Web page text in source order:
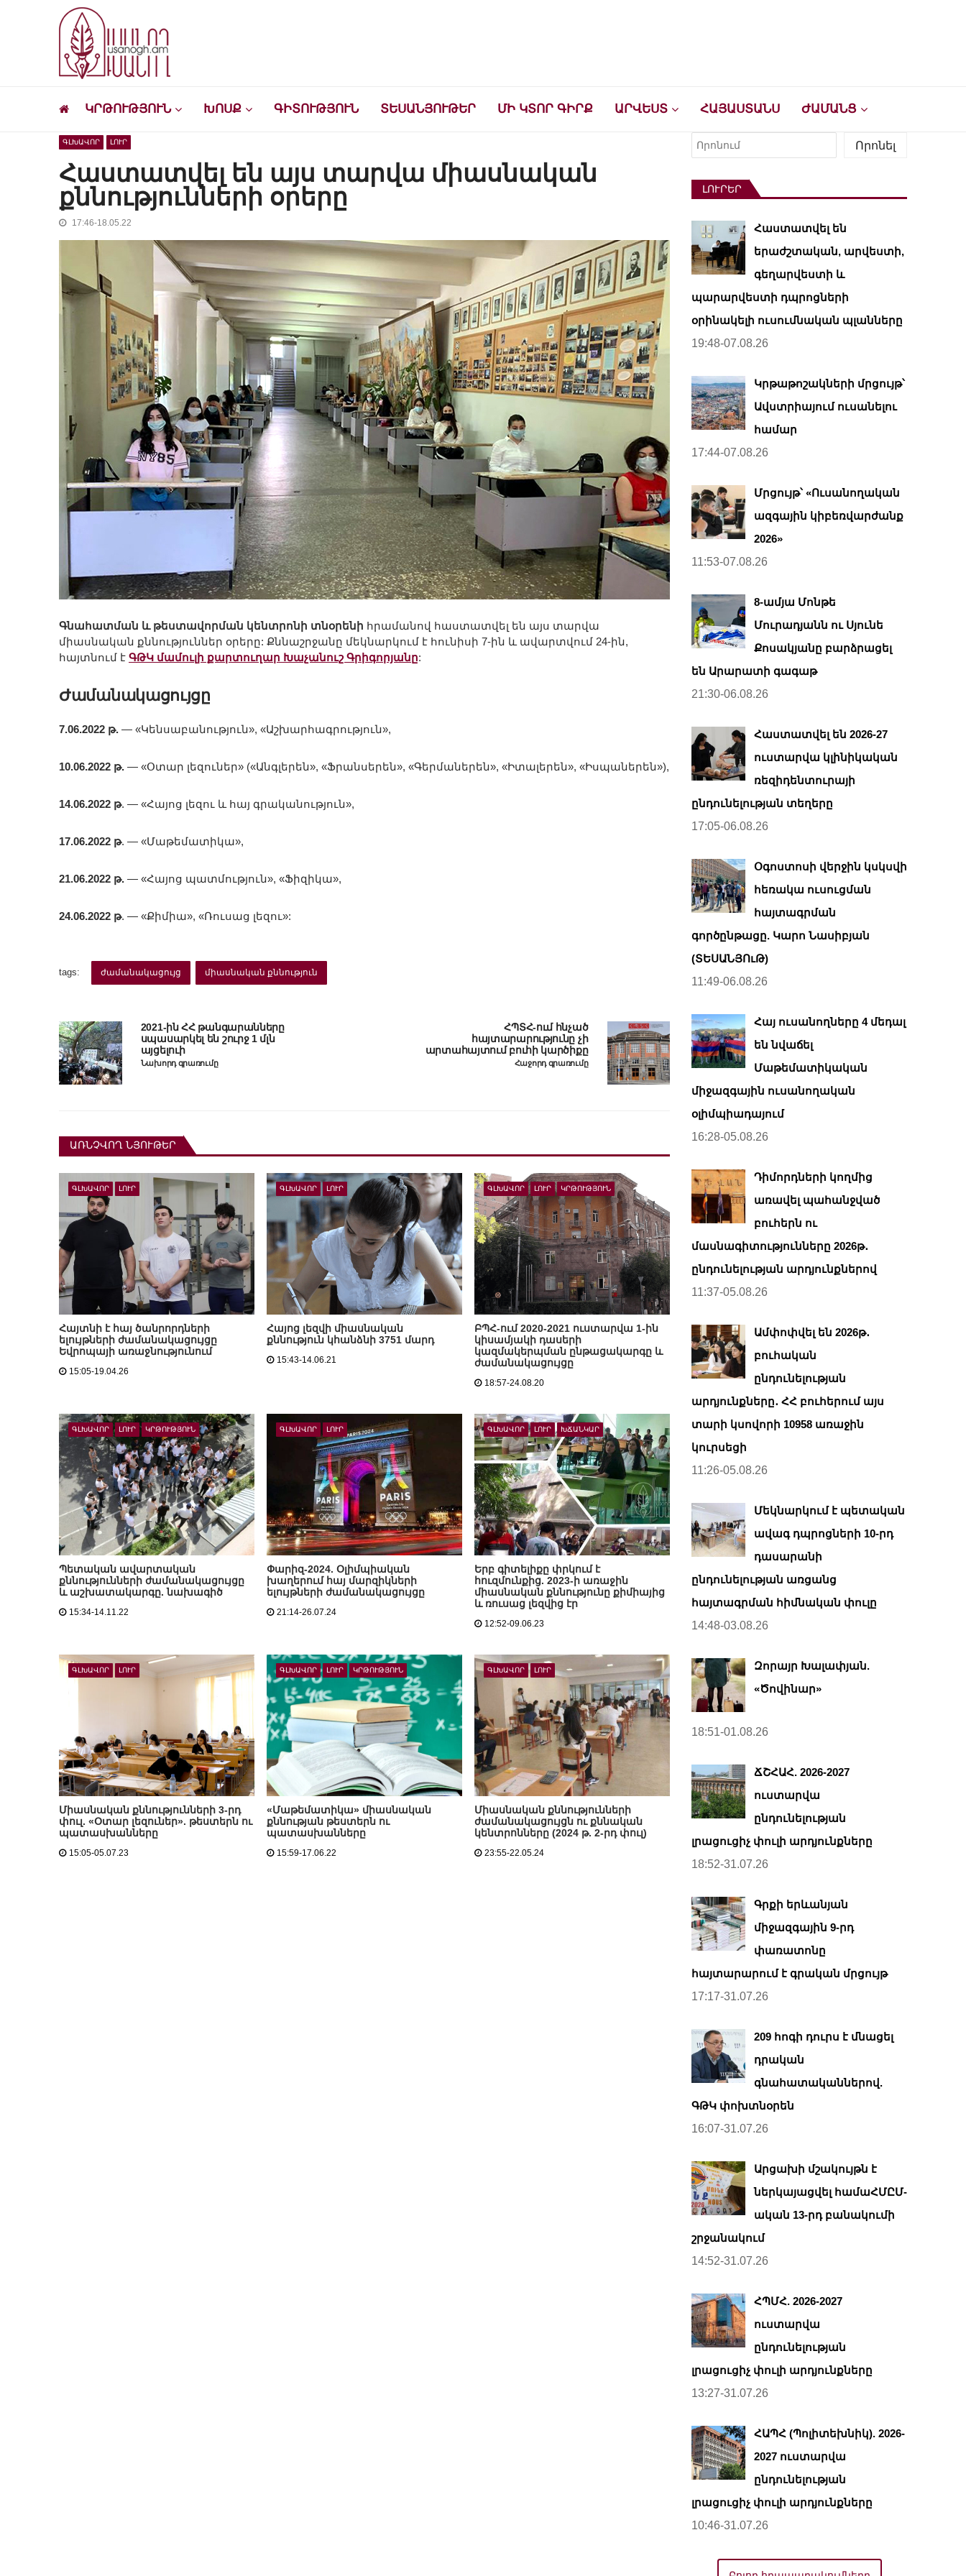
ԿՐԹՈՒԹՅՈՒՆ ԽՈՍՔ ԳԻՏՈՒԹՅՈՒՆ ՏԵՍԱՆՅՈՒԹԵՐ ՄԻ ԿՏՈՐ ԳԻՐՔ ԱՐՎԵՍՏ ՀԱՅԱՍՏԱՆՍ ԺԱՄԱՆՑ
ԳԼԽԱՎՈՐ ԼՈՒՐ
Հաստատվել են այս տարվա միասնական
քննությունների օրերը
17:46-18.05.22
Գնահատման և թեստավորման կենտրոնի տնօրենի հրամանով հաստատվել են այս տարվա
միասնական քննություններ օրերը: Քննաշրջանը մեկնարկում է հունիսի 7-ին և ավարտվում 24-ին,
հայտնում է ԳԹԿ մամուլի քարտուղար Խաչանուշ Գրիգորյանը:
Ժամանակացույցը
7.06.2022 թ. — «Կենսաբանություն», «Աշխարհագրություն»,
10.06.2022 թ. — «Օտար լեզուներ» («Անգլերեն», «Ֆրանսերեն», «Գերմաներեն», «Իտալերեն», «Իսպաներեն»),
14.06.2022 թ. — «Հայոց լեզու և հայ գրականություն»,
17.06.2022 թ. — «Մաթեմատիկա»,
21.06.2022 թ. — «Հայոց պատմություն», «Ֆիզիկա»,
24.06.2022 թ. — «Քիմիա», «Ռուսաց լեզու»:
tags: ժամանակացույց միասնական քննություն
2021-ին ՀՀ թանգարանները
սպասարկել են շուրջ 1 մլն
այցելուի
Նախորդ գրառումը
ՀՊՏՀ-ում հնչած
հայտարարությունը չի
արտահայտում բուհի կարծիքը
Հաջորդ գրառումը
ԱՌՆՉՎՈՂ ՆՅՈՒԹԵՐ
ԳԼԽԱՎՈՐ ԼՈՒՐ
Հայտնի է հայ ծանրորդների
ելույթների ժամանակացույցը
Եվրոպայի առաջնությունում
15:05-19.04.26
ԳԼԽԱՎՈՐ ԼՈՒՐ
Հայոց լեզվի միասնական
քննություն կհանձնի 3751 մարդ
15:43-14.06.21
ԳԼԽԱՎՈՐ ԼՈՒՐ ԿՐԹՈՒԹՅՈՒՆ
ԲՊՀ-ում 2020-2021 ուստարվա 1-ին
կիսամյակի դասերի
կազմակերպման ընթացակարգը և
ժամանակացույցը
18:57-24.08.20
ԳԼԽԱՎՈՐ ԼՈՒՐ ԿՐԹՈՒԹՅՈՒՆ
Պետական ավարտական
քննությունների ժամանակացույցը
և աշխատակարգը. նախագիծ
15:34-14.11.22
ԳԼԽԱՎՈՐ ԼՈՒՐ
Փարիզ-2024. Օլիմպիական
խաղերում հայ մարզիկների
ելույթների ժամանակացույցը
21:14-26.07.24
ԳԼԽԱՎՈՐ ԼՈՒՐ ԽՃԱՆԿԱՐ
Երբ գիտելիքը փրկում է
հուզմունքից. 2023-ի առաջին
միասնական քննությունը քիմիայից
և ռուսաց լեզվից էր
12:52-09.06.23
ԳԼԽԱՎՈՐ ԼՈՒՐ
Միասնական քննությունների 3-րդ
փուլ. «Օտար լեզուներ». թեստերն ու
պատասխանները
15:05-05.07.23
ԳԼԽԱՎՈՐ ԼՈՒՐ ԿՐԹՈՒԹՅՈՒՆ
«Մաթեմատիկա» միասնական
քննության թեստերն ու
պատասխանները
15:59-17.06.22
ԳԼԽԱՎՈՐ ԼՈՒՐ
Միասնական քննությունների
ժամանակացույցն ու քննական
կենտրոնները (2024 թ. 2-րդ փուլ)
23:55-22.05.24
Որոնել
Որոնել
ԼՈՒՐԵՐ
Հաստատվել են
երաժշտական, արվեստի,
գեղարվեստի և
պարարվեստի դպրոցների
օրինակելի ուսումնական պլանները
19:48-07.08.26
Կրթաթոշակների մրցույթ՝
Ավստրիայում ուսանելու
համար
17:44-07.08.26
Մրցույթ՝ «Ուսանողական
ազգային կիբեռվարժանք
2026»
11:53-07.08.26
8-ամյա Մոնթե
Մուրադյանն ու Սյունե
Քոսակյանը բարձրացել
են Արարատի գագաթ
21:30-06.08.26
Հաստատվել են 2026-27
ուստարվա կլինիկական
ռեզիդենտուրայի
ընդունելության տեղերը
17:05-06.08.26
Օգոստոսի վերջին կսկսվի
հեռակա ուսուցման
հայտագրման
գործընթացը. Կարո Նասիբյան
(ՏԵՍԱՆՅՈւԹ)
11:49-06.08.26
Հայ ուսանողները 4 մեդալ
են նվաճել
Մաթեմատիկական
միջազգային ուսանողական
օլիմպիադայում
16:28-05.08.26
Դիմորդների կողմից
առավել պահանջված
բուհերն ու
մասնագիտությունները 2026թ․
ընդունելության արդյունքներով
11:37-05.08.26
Ամփոփվել են 2026թ․
բուհական
ընդունելության
արդյունքները․ ՀՀ բուհերում այս
տարի կսովորի 10958 առաջին
կուրսեցի
11:26-05.08.26
Մեկնարկում է պետական
ավագ դպրոցների 10-րդ
դասարանի
ընդունելության առցանց
հայտագրման հիմնական փուլը
14:48-03.08.26
Զորայր Խալափյան.
«Ծովինար»
18:51-01.08.26
ՃՇՀԱՀ. 2026-2027
ուստարվա
ընդունելության
լրացուցիչ փուլի արդյունքները
18:52-31.07.26
Գրքի երևանյան
միջազգային 9-րդ
փառատոնը
հայտարարում է գրական մրցույթ
17:17-31.07.26
209 հոգի դուրս է մնացել
դրական
գնահատականներով.
ԳԹԿ փոխտնօրեն
16:07-31.07.26
Արցախի մշակույթն է
ներկայացվել համաՀՄԸՄ-
ական 13-րդ բանակումի
շրջանակում
14:52-31.07.26
ՀՊՄՀ. 2026-2027
ուստարվա
ընդունելության
լրացուցիչ փուլի արդյունքները
13:27-31.07.26
ՀԱՊՀ (Պոլիտեխնիկ). 2026-
2027 ուստարվա
ընդունելության
լրացուցիչ փուլի արդյունքները
10:46-31.07.26